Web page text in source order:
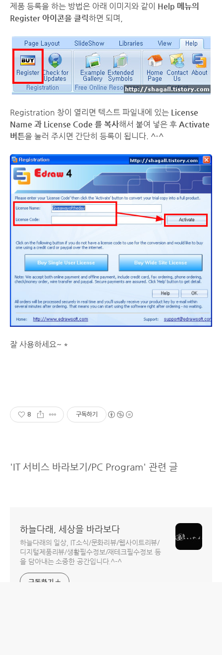
제품 등록을 하는 방법은 아래 이미지와 같이 Help 메뉴의
Register 아이콘을 클릭하면 되며,
Registration 창이 열리면 텍스트 파일내에 있는 License
Name 과 License Code 를 복사해서 붙여 넣은 후 Activate
버튼을 눌러 주시면 간단히 등록이 됩니다. ^-^
잘 사용하세요~ *
8 구독하기
'IT 서비스 바라보기/PC Program' 관련 글
하늘다래, 세상을 바라보다
하늘다래의 일상, IT소식/문화리뷰/웹사이트리뷰/
디지털제품리뷰/생활필수정보/재테크필수정보 등
을 담아내는 소중한 공간입니다.^-^
구독하기